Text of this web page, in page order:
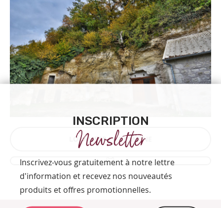
LOCALISER LE DOMAINE
INSCRIPTION
Newsletter
Inscrivez-vous gratuitement à notre lettre
d'information et recevez nos nouveautés
produits et offres promotionnelles.